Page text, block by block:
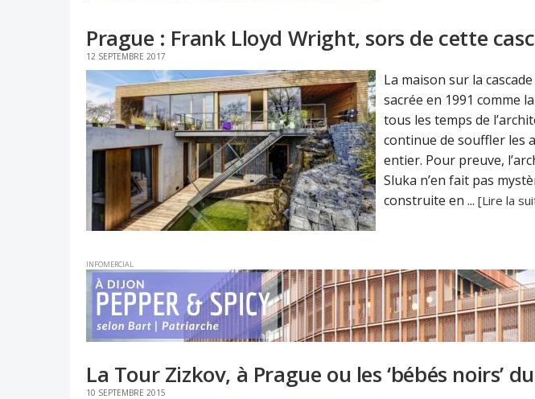
Prague : Frank Lloyd Wright, sors de cette
12 SEPTEMBRE 2017
La maison sur la
sacrée en 1991 comme
tous les temps de
continue de souffler les
entier. Pour preuve,
Sluka n’en fait pas
construite en ... [Lire la
INFOMERCIAL
La Tour Zizkov, à Prague ou les ‘bébés noirs’
10 SEPTEMBRE 2015